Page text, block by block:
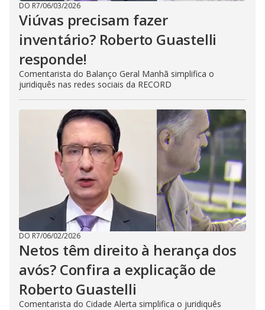
DO R7/06/03/2026
Viúvas precisam fazer
inventário? Roberto Guastelli
responde!
Comentarista do Balanço Geral Manhã simplifica o
juridiquês nas redes sociais da RECORD
DO R7/06/02/2026
Netos têm direito à herança dos
avós? Confira a explicação de
Roberto Guastelli
Comentarista do Cidade Alerta simplifica o juridiquês